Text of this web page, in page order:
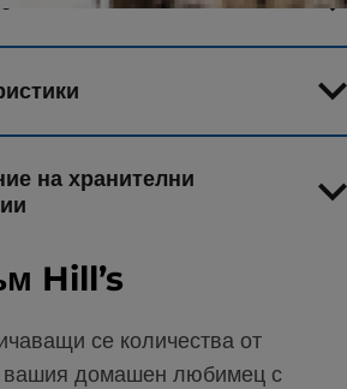
на хранителни
Hill’s
се количества от
вашия домашен любимец с